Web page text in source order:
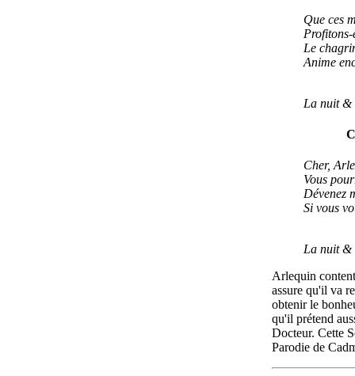
Que ces
Le
Anime
La nuit &
Cher,
Vous
Dévenez
Si vous
La nuit &
Arlequin
assure qu'il va
obtenir le
qu'il prétend
Docteur. Cette
Parodie de